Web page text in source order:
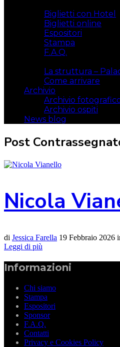
Biglietti con Hotel
Biglietti online
Espositori
Stampa
F.A.Q.
La struttura –
Come arrivare
Archivio
Archivio
Archivio ospiti
News blog
Post
Nicola
di Jessica Farella 19 Febbraio 2026
Leggi di più
Informazioni
Chi siamo
Stampa
Espositori
Sponsor
F.A.Q.
Contatti
Privacy e Cookies Policy